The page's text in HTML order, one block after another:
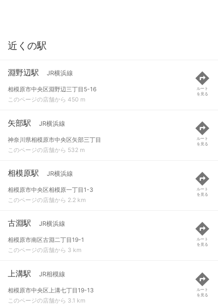
近くの駅
淵野辺駅 JR横浜線
相模原市中央区淵野辺三丁目5-16
このページの店舗から 450 m
ルート
を見る
矢部駅 JR横浜線
神奈川県相模原市中央区矢部三丁目
このページの店舗から 532 m
ルート
を見る
相模原駅 JR横浜線
相模原市中央区相模原一丁目1-3
このページの店舗から 2.2 km
ルート
を見る
古淵駅 JR横浜線
相模原市南区古淵二丁目19-1
このページの店舗から 3 km
ルート
を見る
上溝駅 JR相模線
相模原市中央区上溝七丁目19-13
このページの店舗から 3.1 km
ルート
を見る